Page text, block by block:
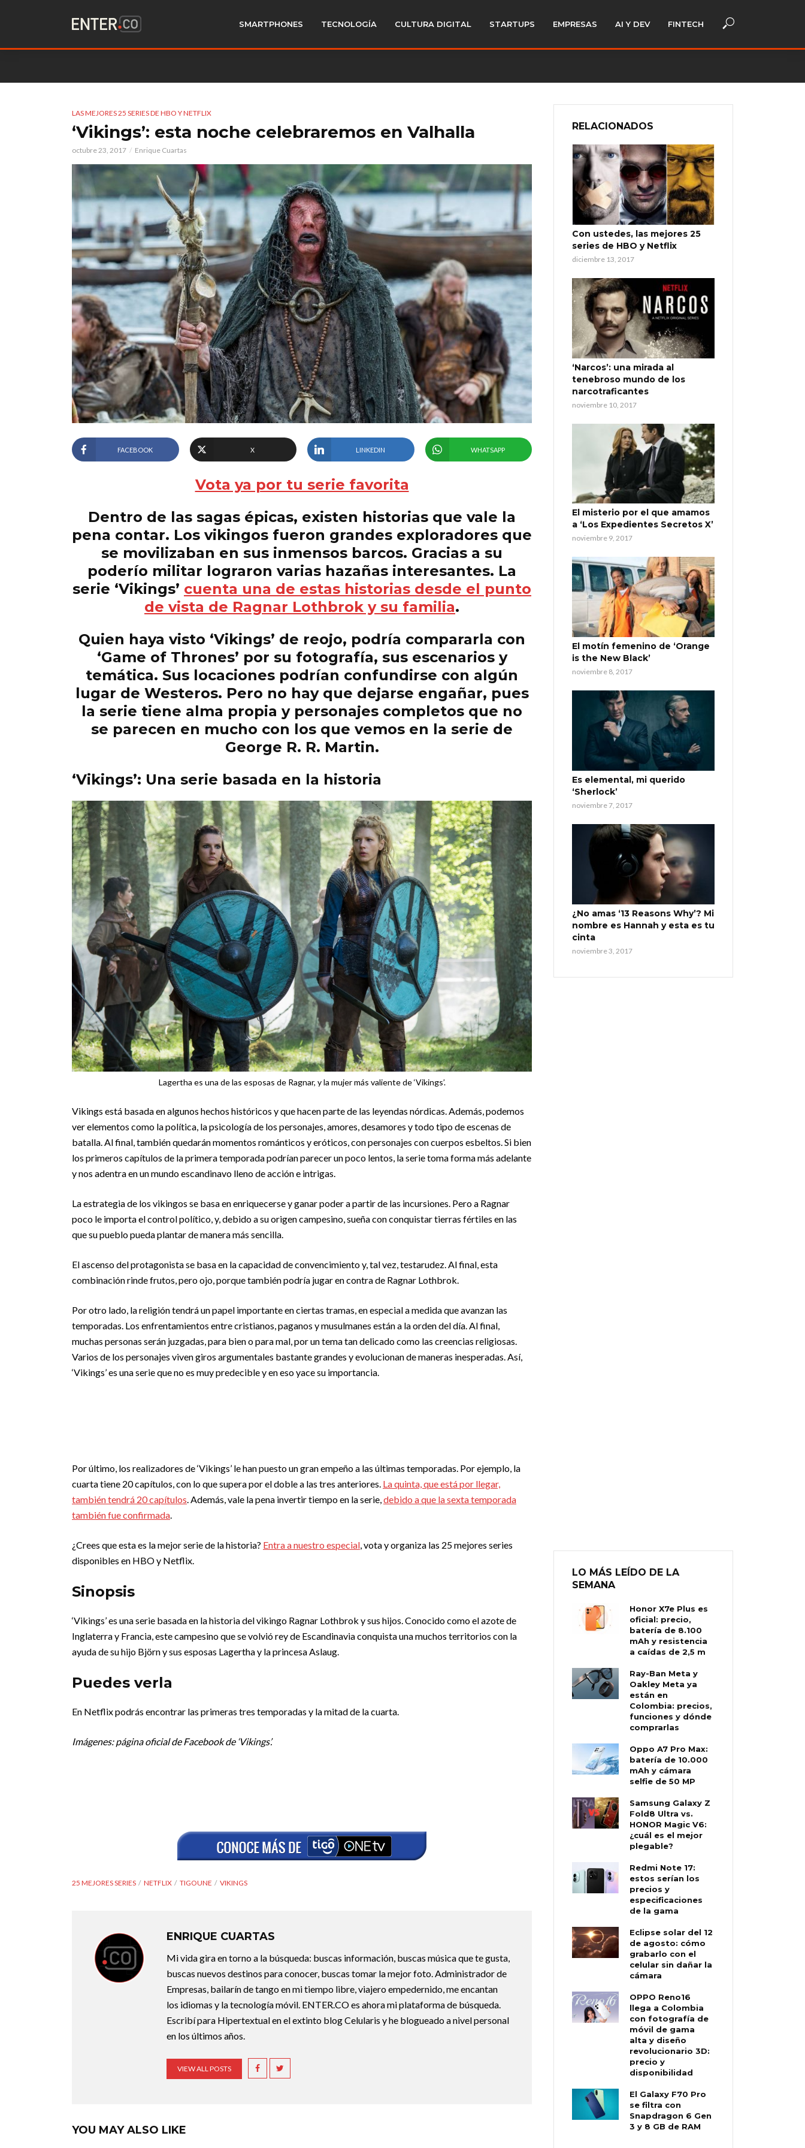
SMARTPHONES TECNOLOGÍA CULTURA DIGITAL STARTUPS EMPRESAS AI Y DEV FINTECH
LAS MEJORES 25 SERIES DE HBO Y NETFLIX
‘Vikings’: esta noche celebraremos en Valhalla
octubre 23, 2017 Enrique Cuartas
FACEBOOK X LINKEDIN WHATSAPP
Vota ya por tu serie favorita
Dentro de las sagas épicas, existen historias que vale la
pena contar. Los vikingos fueron grandes exploradores que
se movilizaban en sus inmensos barcos. Gracias a su
poderío militar lograron varias hazañas interesantes. La
serie ‘Vikings’ cuenta una de estas historias desde el punto
de vista de Ragnar Lothbrok y su familia.
Quien haya visto ‘Vikings’ de reojo, podría compararla con
‘Game of Thrones’ por su fotografía, sus escenarios y
temática. Sus locaciones podrían confundirse con algún
lugar de Westeros. Pero no hay que dejarse engañar, pues
la serie tiene alma propia y personajes completos que no
se parecen en mucho con los que vemos en la serie de
George R. R. Martin.
‘Vikings’: Una serie basada en la historia
Lagertha es una de las esposas de Ragnar, y la mujer más valiente de ‘Vikings’.
Vikings está basada en algunos hechos históricos y que hacen parte de las leyendas nórdicas. Además, podemos
ver elementos como la política, la psicología de los personajes, amores, desamores y todo tipo de escenas de
batalla. Al final, también quedarán momentos románticos y eróticos, con personajes con cuerpos esbeltos. Si bien
los primeros capítulos de la primera temporada podrían parecer un poco lentos, la serie toma forma más adelante
y nos adentra en un mundo escandinavo lleno de acción e intrigas.
La estrategia de los vikingos se basa en enriquecerse y ganar poder a partir de las incursiones. Pero a Ragnar
poco le importa el control político, y, debido a su origen campesino, sueña con conquistar tierras fértiles en las
que su pueblo pueda plantar de manera más sencilla.
El ascenso del protagonista se basa en la capacidad de convencimiento y, tal vez, testarudez. Al final, esta
combinación rinde frutos, pero ojo, porque también podría jugar en contra de Ragnar Lothbrok.
Por otro lado, la religión tendrá un papel importante en ciertas tramas, en especial a medida que avanzan las
temporadas. Los enfrentamientos entre cristianos, paganos y musulmanes están a la orden del día. Al final,
muchas personas serán juzgadas, para bien o para mal, por un tema tan delicado como las creencias religiosas.
Varios de los personajes viven giros argumentales bastante grandes y evolucionan de maneras inesperadas. Así,
‘Vikings’ es una serie que no es muy predecible y en eso yace su importancia.
Por último, los realizadores de ‘Vikings’ le han puesto un gran empeño a las últimas temporadas. Por ejemplo, la
cuarta tiene 20 capítulos, con lo que supera por el doble a las tres anteriores. La quinta, que está por llegar,
también tendrá 20 capítulos . Además, vale la pena invertir tiempo en la serie, debido a que la sexta temporada
también fue confirmada
¿Crees que esta es la mejor serie de la historia? Entra a nuestro especial , vota y organiza las 25 mejores series
disponibles en HBO y Netflix.
Sinopsis
‘Vikings’ es una serie basada en la historia del vikingo Ragnar Lothbrok y sus hijos. Conocido como el azote de
Inglaterra y Francia, este campesino que se volvió rey de Escandinavia conquista una muchos territorios con la
ayuda de su hijo Björn y sus esposas Lagertha y la princesa Aslaug.
Puedes verla
En Netflix podrás encontrar las primeras tres temporadas y la mitad de la cuarta.
Imágenes: página oficial de Facebook de ‘Vikings’.
25 MEJORES SERIES NETFLIX TIGOUNE VIKINGS
ENRIQUE CUARTAS
Mi vida gira en torno a la búsqueda: buscas información, buscas música que te gusta,
buscas nuevos destinos para conocer, buscas tomar la mejor foto. Administrador de
Empresas, bailarín de tango en mi tiempo libre, viajero empedernido, me encantan
los idiomas y la tecnología móvil. ENTER.CO es ahora mi plataforma de búsqueda.
Escribí para Hipertextual en el extinto blog Celularis y he blogueado a nivel personal
en los últimos años.
VIEW ALL POSTS
YOU MAY ALSO LIKE
RELACIONADOS
Con ustedes, las mejores 25
series de HBO y Netflix
diciembre 13, 2017
‘Narcos’: una mirada al
tenebroso mundo de los
narcotraficantes
noviembre 10, 2017
El misterio por el que amamos
a ‘Los Expedientes Secretos X’
noviembre 9, 2017
El motín femenino de ‘Orange
is the New Black’
noviembre 8, 2017
Es elemental, mi querido
‘Sherlock’
noviembre 7, 2017
¿No amas ‘13 Reasons Why’? Mi
nombre es Hannah y esta es tu
cinta
noviembre 3, 2017
LO MÁS LEÍDO DE LA
SEMANA
Honor X7e Plus es
oficial: precio,
batería de 8.100
mAh y resistencia
a caídas de 2,5 m
Ray-Ban Meta y
Oakley Meta ya
están en
Colombia: precios,
funciones y dónde
comprarlas
Oppo A7 Pro Max:
batería de 10.000
mAh y cámara
selfie de 50 MP
Samsung Galaxy Z
Fold8 Ultra vs.
HONOR Magic V6:
¿cuál es el mejor
plegable?
Redmi Note 17:
estos serían los
precios y
especificaciones
de la gama
Eclipse solar del 12
de agosto: cómo
grabarlo con el
celular sin dañar la
cámara
OPPO Reno16
llega a Colombia
con fotografía de
móvil de gama
alta y diseño
revolucionario 3D:
precio y
disponibilidad
El Galaxy F70 Pro
se filtra con
Snapdragon 6 Gen
3 y 8 GB de RAM